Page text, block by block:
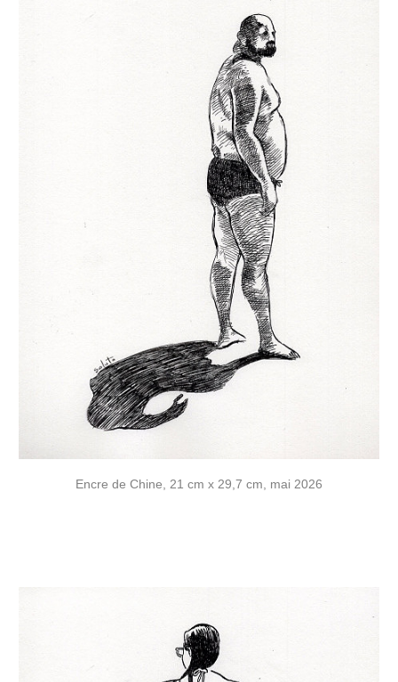
Encre de Chine, 21 cm x 29,7 cm, mai 2026